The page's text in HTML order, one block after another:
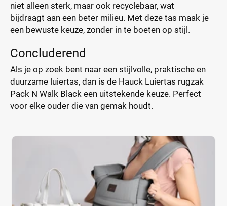
niet alleen sterk, maar ook recyclebaar, wat
bijdraagt aan een beter milieu. Met deze tas maak je
een bewuste keuze, zonder in te boeten op stijl.
Concluderend
Als je op zoek bent naar een stijlvolle, praktische en
duurzame luiertas, dan is de Hauck Luiertas rugzak
Pack N Walk Black een uitstekende keuze. Perfect
voor elke ouder die van gemak houdt.